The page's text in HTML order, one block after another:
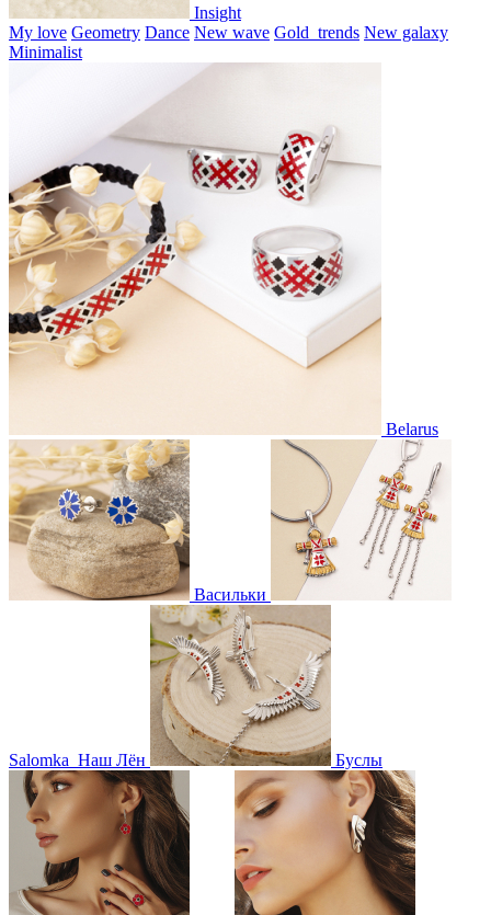
Insight
My love Geometry Dance New wave Gold_trends New galaxy
Minimalist
Belarus
Васильки
Salomka Наш Лён Буслы